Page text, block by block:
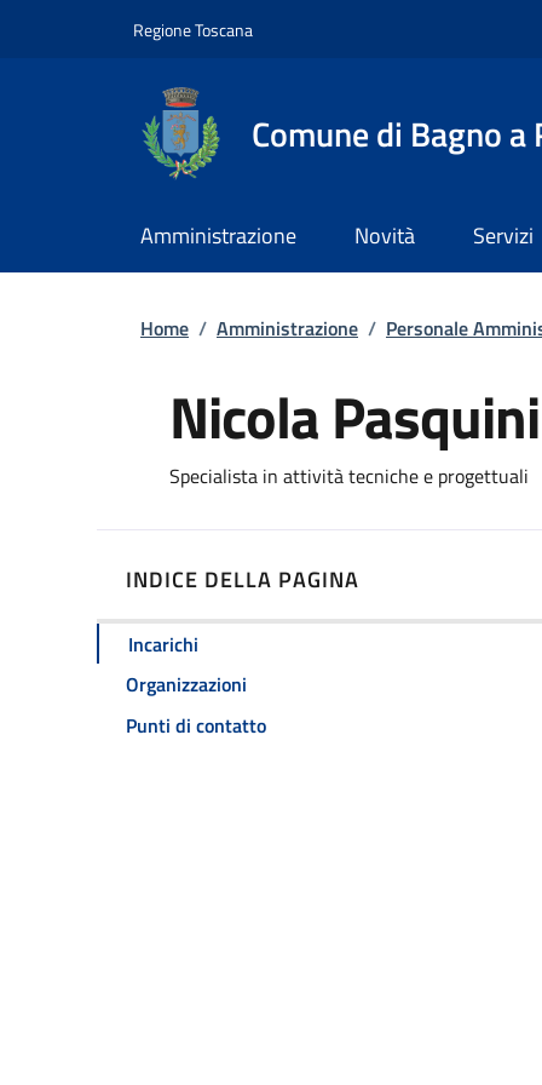
Regione ToscanaSlim top
Comune di Bagno a
Amministrazione Novità Servizi
Briciole di pane
Home / Amministrazione / Personale
Nicola Pasquini
Specialista in attività tecniche e progettuali
INDICE DELLA PAGINA
Incarichi
Organizzazioni
Punti di contatto